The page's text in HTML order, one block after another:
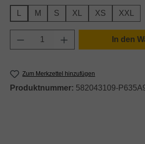
M S XL XS XXL
Produkt Anzahl: Gib den
In den
Zum Merkzettel hinzufügen
Produktnummer: 582043109-